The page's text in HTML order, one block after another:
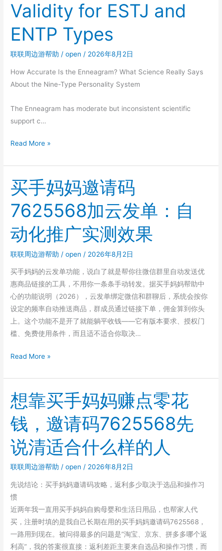
Are
Your
Type’
Validity for ESTJ and
ENTP Types
联联周边游帮助 /open / 2026年8月2日
How Accurate Is the Enneagram? What Science Really Says
About the Nine-Type Personality System
The Enneagram has moderate but inconsistent scientific
support c…
Enneagram
Myers-
Briggs:
Scientific
Validity
for
ESTJ
and
ENTP
Types
Read More »
买手妈妈邀请码
7625568加云发单：自
动化推广实测效果
联联周边游帮助 /open / 2026年8月2日
买手妈妈的云发单功能，说白了就是帮你往微信群里自动发送优
惠商品链接的工具，不用你一条条手动转发。据买手妈妈帮助中
心的功能说明（2026），云发单绑定微信和群聊后，系统会按你
设定的频率自动推送商品，群成员通过链接下单，佣金算到你头
上。这个功能不是开了就能躺平收钱——它有版本要求、授权门
槛、免费使用条件，而且适不适合你取决…
买
妈
妈
邀
请
码
7625568
加
云
发
单：
自
推
Read More »
想靠买手妈妈赚点零花
钱，邀请码7625568先
说清适合什么样的人
联联周边游帮助 /open / 2026年8月2日
先说结论：买手妈妈邀请码攻略，返利多少取决于选品和操作习
惯
近两年我一直用买手妈妈自购母婴和生活日用品，也帮家人代
买，注册时填的是我自己长期在用的买手妈妈邀请码7625568，
一路用到现在。被问得最多的问题是”淘宝、京东、拼多多哪个返
利高”，我的答案很直接：返利差距主要来自选品和操作习惯，而